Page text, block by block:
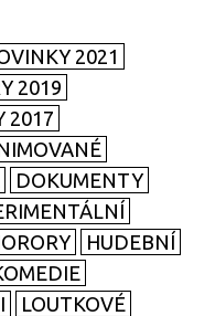
2021
2019
2017
DOKUMENTY
HUDEBNÍ
LOUTKOVÉ